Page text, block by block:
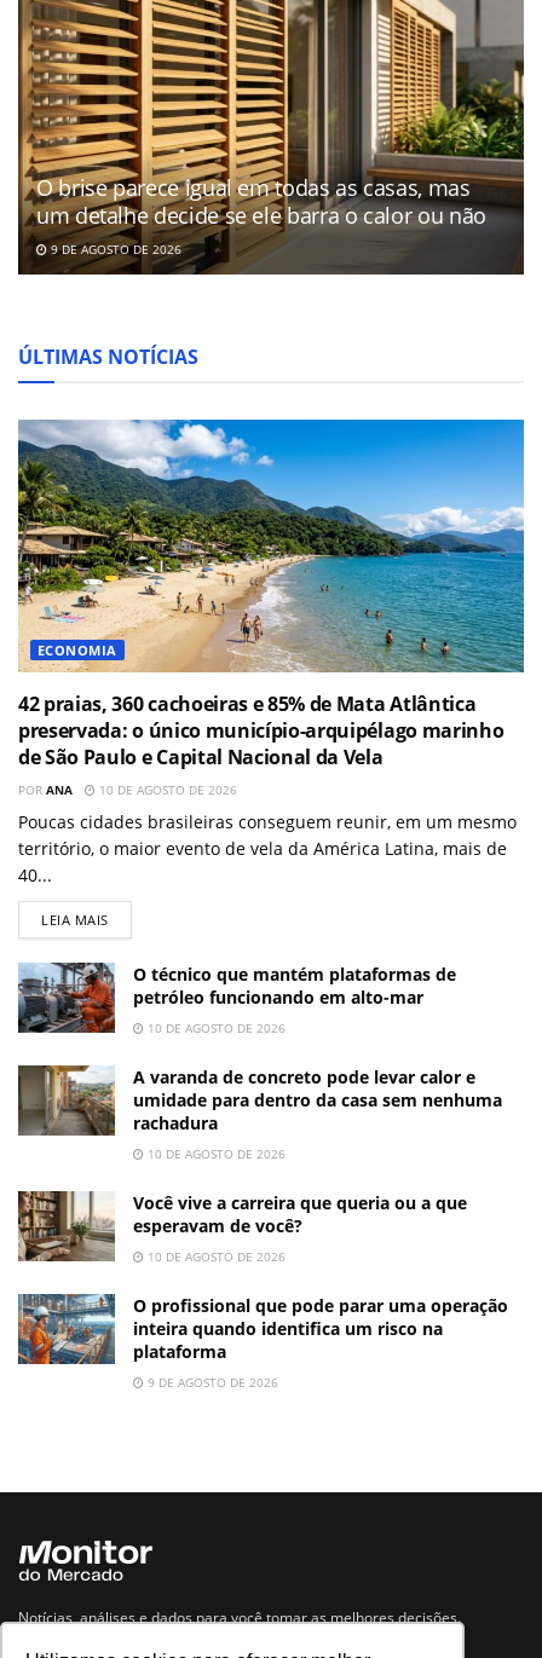
O brise parece igual em todas as casas, mas
um detalhe decide se ele barra o calor ou não
9 DE AGOSTO DE 2026
ÚLTIMAS NOTÍCIAS
ECONOMIA
42 praias, 360 cachoeiras e 85% de Mata Atlântica
preservada: o único município-arquipélago marinho
de São Paulo e Capital Nacional da Vela
POR ANA 10 DE AGOSTO DE 2026
Poucas cidades brasileiras conseguem reunir, em um mesmo
território, o maior evento de vela da América Latina, mais de
40...
LEIA MAIS
O técnico que mantém plataformas de
petróleo funcionando em alto-mar
10 DE AGOSTO DE 2026
A varanda de concreto pode levar calor e
umidade para dentro da casa sem nenhuma
rachadura
10 DE AGOSTO DE 2026
Você vive a carreira que queria ou a que
esperavam de você?
10 DE AGOSTO DE 2026
O profissional que pode parar uma operação
inteira quando identifica um risco na
plataforma
9 DE AGOSTO DE 2026
Notícias, análises e dados para você tomar as melhores decisões.